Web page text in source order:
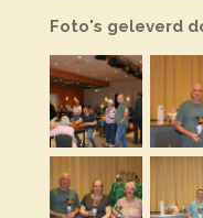
Foto's geleverd